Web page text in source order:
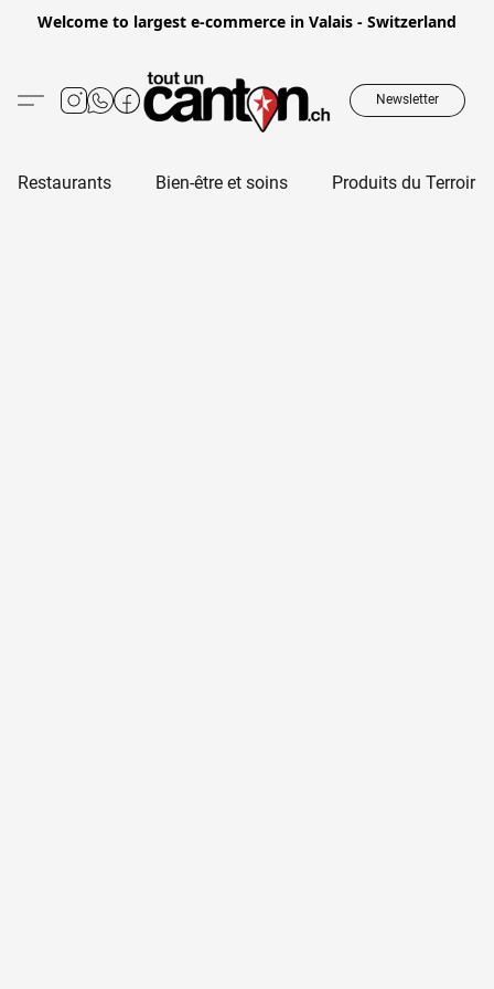
Welcome to largest e-commerce in Valais - Switzerland
Newsletter
Restaurants Bien-être et soins Produits du Terroir